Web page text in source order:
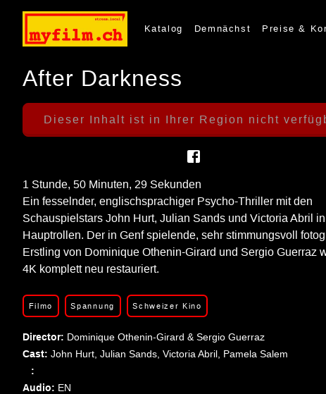
Katalog Demnächst Preise &
After Darkness
Dieser Inhalt ist in Ihrer Region nicht
1 Stunde, 50 Minuten, 29 Sekunden
Ein fesselnder, englischsprachiger Psycho-Thriller mit den
Schauspielstars John Hurt, Julian Sands und Victoria Abril
Hauptrollen. Der in Genf spielende, sehr stimmungsvoll
Erstling von Dominique Othenin-Girard und Sergio Guerraz
4K komplett neu restauriert.
Filmo Spannung Schweizer Kino
Director: Dominique Othenin-Girard & Sergio Guerraz
Cast: John Hurt, Julian Sands, Victoria Abril, Pamela Salem
   :
Audio: EN